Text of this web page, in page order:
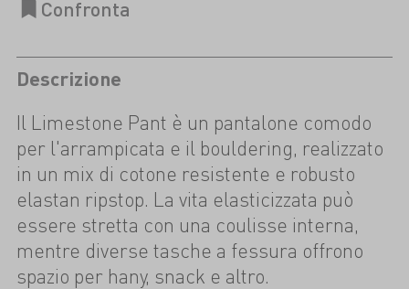
Descrizione
Il Limestone Pant è un pantalone comodo
per l'arrampicata e il bouldering, realizzato
in un mix di cotone resistente e robusto
elastan ripstop. La vita elasticizzata può
essere stretta con una coulisse interna,
mentre diverse tasche a fessura offrono
spazio per hany, snack e altro.